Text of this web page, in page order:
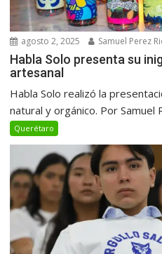
agosto 2, 2025 Samuel Perez
Habla Solo presenta su
artesanal
Habla Solo realizó la
natural y orgánico. Por Samuel
Querétaro